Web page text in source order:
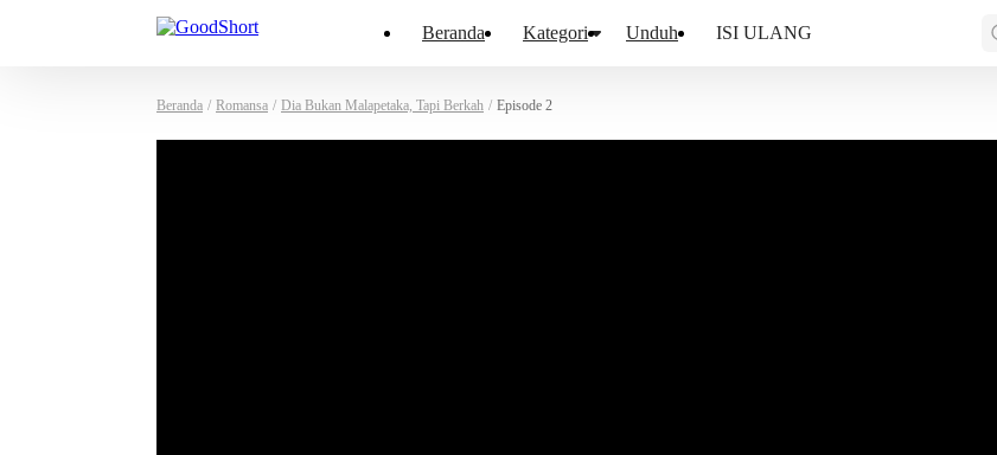
Beranda Kategori Unduh ISI ULANG
Beranda / Romansa / Dia Bukan Malapetaka, Tapi Berkah / Episode 2